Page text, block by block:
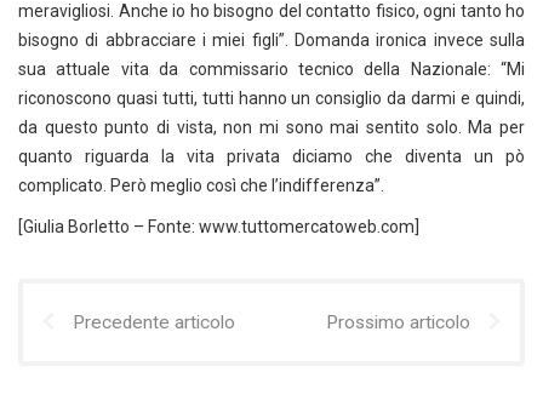
meravigliosi. Anche io ho bisogno del contatto fisico, ogni tanto ho
bisogno di abbracciare i miei figli”. Domanda ironica invece sulla
sua attuale vita da commissario tecnico della Nazionale: “Mi
riconoscono quasi tutti, tutti hanno un consiglio da darmi e quindi,
da questo punto di vista, non mi sono mai sentito solo. Ma per
quanto riguarda la vita privata diciamo che diventa un pò
complicato. Però meglio così che l’indifferenza”.
[Giulia Borletto – Fonte: www.tuttomercatoweb.com]
Precedente articolo Prossimo articolo